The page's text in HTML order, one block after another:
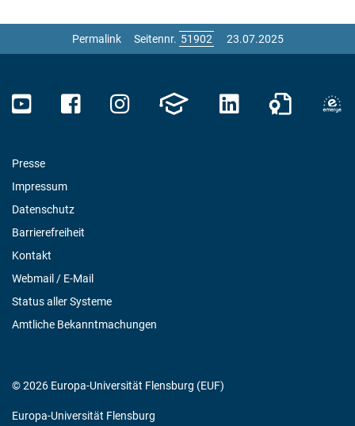
Permalink Seitennr. 23.07.2025
Presse
Impressum
Datenschutz
Barrierefreiheit
Kontakt
Webmail / E-Mail
Status aller Systeme
Amtliche Bekanntmachungen
© 2026 Europa-Universität Flensburg (EUF)
Europa-Universität Flensburg